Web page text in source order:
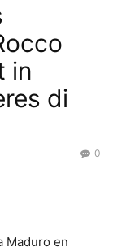
in
di
0
Maduro en